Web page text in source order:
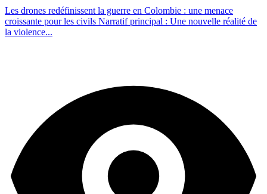
Les drones redéfinissent la guerre en Colombie : une menace
croissante pour les civils Narratif principal : Une nouvelle réalité de
la violence...